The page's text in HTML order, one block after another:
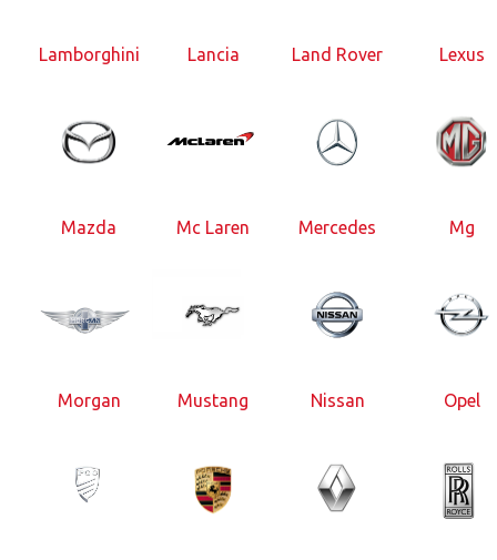
Lamborghini Lancia Land Rover Lexus
Mazda Mc Laren Mercedes Mg
Morgan Mustang Nissan Opel